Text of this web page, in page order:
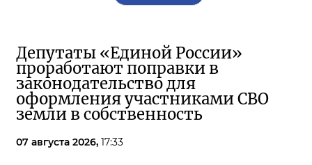
Депутаты «Единой России»
проработают поправки в
законодательство для
оформления участниками СВО
земли в собственность
07 августа 2026, 17:33